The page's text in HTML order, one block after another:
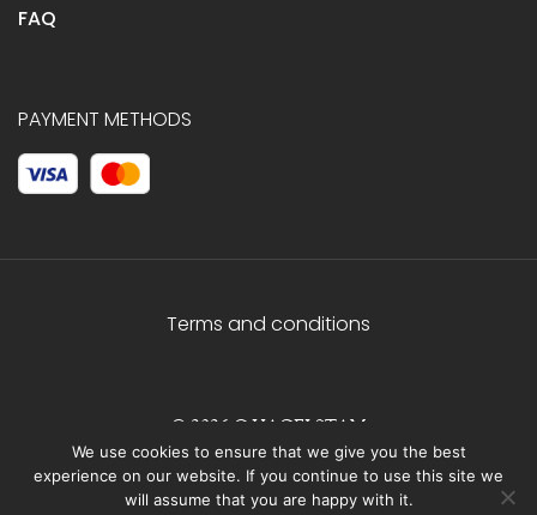
FAQ
PAYMENT METHODS
Terms and conditions
© 2026 C.HAGELSTAM
We use cookies to ensure that we give you the best
experience on our website. If you continue to use this site we
will assume that you are happy with it.